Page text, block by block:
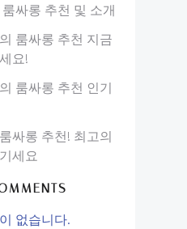
싸롱 추천 및 소개
룸싸롱 추천 지금
요!
룸싸롱 추천 인기
싸롱 추천! 최고의
세요
없습니다.